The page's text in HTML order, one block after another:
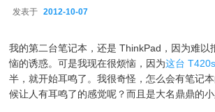
发表于 2012-10-07
我的第二台笔记本，还是 ThinkPad，因为难以
恼的诱惑。可是我现在很烦恼，因为这台 T420s
半，就开始耳鸣了。我很奇怪，怎么会有笔记
候让人有耳鸣了的感觉呢？而且是大名鼎鼎的小